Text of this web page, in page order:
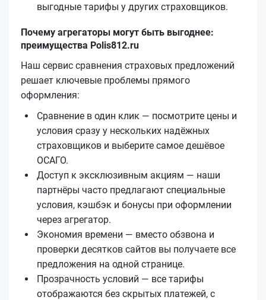
выгодные тарифы у других страховщиков.
Почему агрегаторы могут быть выгоднее:
преимущества Polis812.ru
Наш сервис сравнения страховых предложений
решает ключевые проблемы прямого
оформления:
Сравнение в один клик — посмотрите цены и
условия сразу у нескольких надёжных
страховщиков и выберите самое дешёвое
ОСАГО.
Доступ к эксклюзивным акциям — наши
партнёры часто предлагают специальные
условия, кэшбэк и бонусы при оформлении
через агрегатор.
Экономия времени — вместо обзвона и
проверки десятков сайтов вы получаете все
предложения на одной странице.
Прозрачность условий — все тарифы
отображаются без скрытых платежей, с